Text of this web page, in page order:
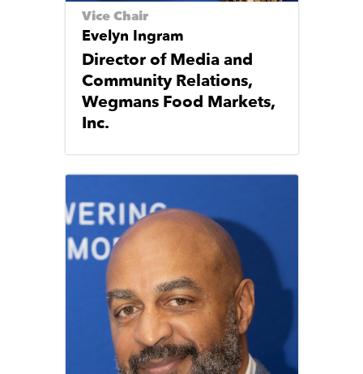
Vice Chair
Evelyn Ingram
Director of Media and
Community Relations,
Wegmans Food Markets,
Inc.
Image